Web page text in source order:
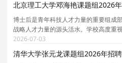
北京理工大学邓海艳课题组2026
博士后是青年科技人才力量的重要组成
战略人才力量的源头活水。学校高度重
建设纳入学校师资队伍建设工作全局中
持续推动博士后队伍规模倍增、质量倍
2026-07-03
清华大学张元龙课题组2026年招